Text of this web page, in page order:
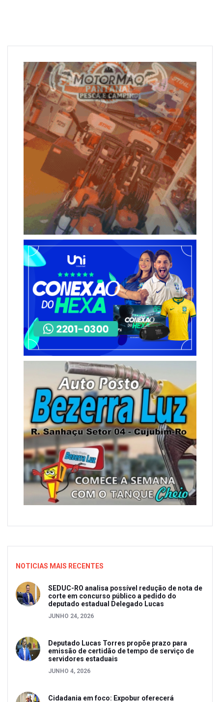
NOTICIAS MAIS RECENTES
SEDUC-RO analisa possível redução de nota de
corte em concurso público a pedido do
deputado estadual Delegado Lucas
JUNHO 24, 2026
Deputado Lucas Torres propõe prazo para
emissão de certidão de tempo de serviço de
servidores estaduais
JUNHO 4, 2026
Cidadania em foco: Expobur oferecerá